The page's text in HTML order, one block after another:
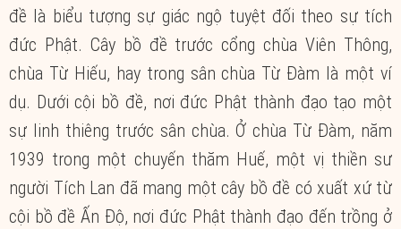
đề là biểu tượng sự giác ngộ tuyệt đối theo sự tích
đức Phật. Cây bồ đề trước cổng chùa Viên Thông,
chùa Từ Hiếu, hay trong sân chùa Từ Đàm là một ví
dụ. Dưới cội bồ đề, nơi đức Phật thành đạo tạo một
sự linh thiêng trước sân chùa. Ở chùa Từ Đàm, năm
1939 trong một chuyến thăm Huế, một vị thiền sư
người Tích Lan đã mang một cây bồ đề có xuất xứ từ
cội bồ đề Ấn Độ, nơi đức Phật thành đạo đến trồng ở